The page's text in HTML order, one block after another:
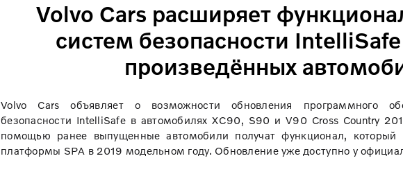
Volvo Cars расширяет
систем безопасности
произведённых
Volvo Cars объявляет о возможности обновления программного
безопасности IntelliSafe в автомобилях XC90, S90 и V90 Cross Country
помощью ранее выпущенные автомобили получат функционал, который
платформы SPA в 2019 модельном году. Обновление уже доступно у